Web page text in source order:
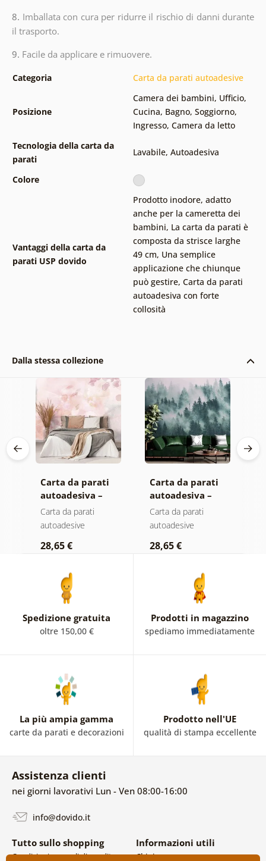
8. Imballata con cura per ridurre il rischio di danni durante
il trasporto.
9. Facile da applicare e rimuovere.
Categoria Carta da parati autoadesive
Posizione
Camera dei bambini, Ufficio,
Cucina, Bagno, Soggiorno,
Ingresso, Camera da letto
Tecnologia della carta da
parati
Lavabile, Autoadesiva
Colore
Vantaggi della carta da
parati USP dovido
Prodotto inodore, adatto
anche per la cameretta dei
bambini, La carta da parati è
composta da strisce larghe
49 cm, Una semplice
applicazione che chiunque
può gestire, Carta da parati
autoadesiva con forte
collosità
Dalla stessa collezione
Carta da parati
autoadesiva –
Foglie con
sfumatura
Carta da parati
autoadesive
28,65 €
Carta da parati
autoadesiva –
Foresta nella
nebbia
Carta da parati
autoadesive
28,65 €
Spedizione gratuita
oltre 150,00 €
Prodotti in magazzino
spediamo immediatamente
La più ampia gamma
carte da parati e decorazioni
Prodotto nell'UE
qualità di stampa eccellente
Assistenza clienti
nei giorni lavorativi Lun - Ven 08:00-16:00
info@dovido.it
Tutto sullo shopping
Condizioni generali di vendita e
Informazioni utili
Chi siamo